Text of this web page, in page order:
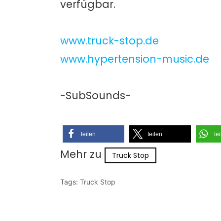
verfügbar.
www.truck-stop.de
www.hypertension-music.de
-SubSounds-
teilen teilen
Mehr zu Truck Stop
Tags: Truck Stop